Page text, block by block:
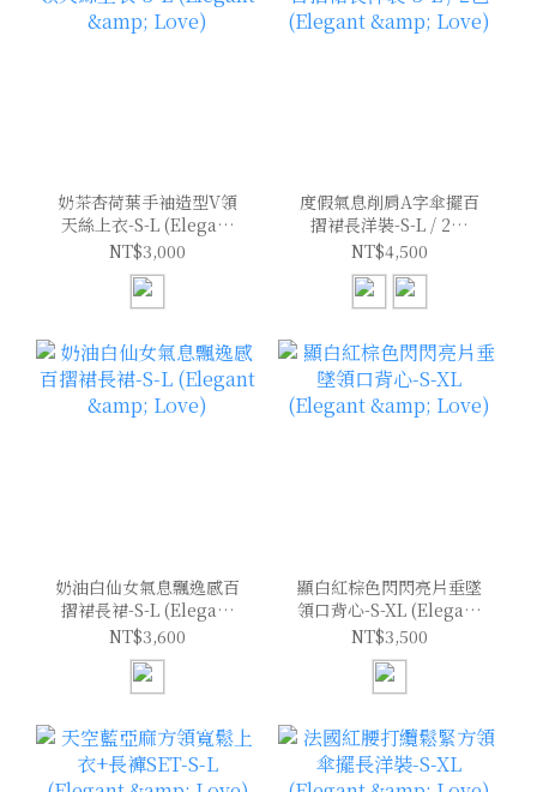
奶茶杏荷葉手袖造型V領
天絲上衣-S-L (Elegant
& Love)
NT$3,000
度假氣息削肩A字傘擺百
摺裙長洋裝-S-L / 2色
(Elegant & Love)
NT$4,500
奶油白仙女氣息飄逸感百
摺裙長裙-S-L (Elegant
& Love)
NT$3,600
顯白紅棕色閃閃亮片垂墜
領口背心-S-XL (Elegant
& Love)
NT$3,500